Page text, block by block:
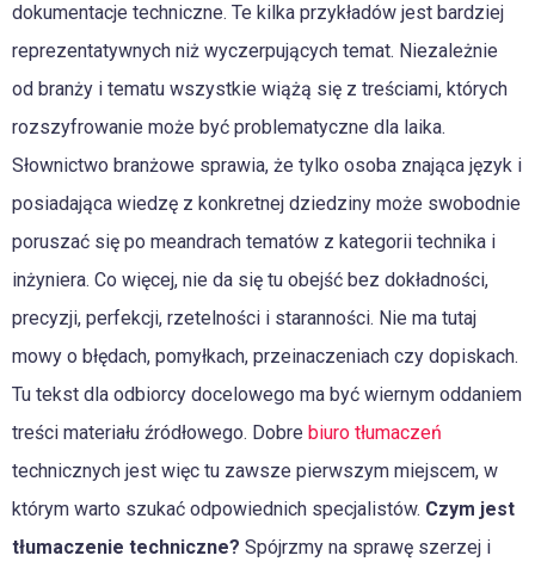
dokumentacje techniczne. Te kilka przykładów jest bardziej
reprezentatywnych niż wyczerpujących temat. Niezależnie
od branży i tematu wszystkie wiążą się z treściami, których
rozszyfrowanie może być problematyczne dla laika.
Słownictwo branżowe sprawia, że tylko osoba znająca język i
posiadająca wiedzę z konkretnej dziedziny może swobodnie
poruszać się po meandrach tematów z kategorii technika i
inżyniera. Co więcej, nie da się tu obejść bez dokładności,
precyzji, perfekcji, rzetelności i staranności. Nie ma tutaj
mowy o błędach, pomyłkach, przeinaczeniach czy dopiskach.
Tu tekst dla odbiorcy docelowego ma być wiernym oddaniem
treści materiału źródłowego. Dobre biuro tłumaczeń
technicznych jest więc tu zawsze pierwszym miejscem, w
którym warto szukać odpowiednich specjalistów. Czym jest
tłumaczenie techniczne? Spójrzmy na sprawę szerzej i